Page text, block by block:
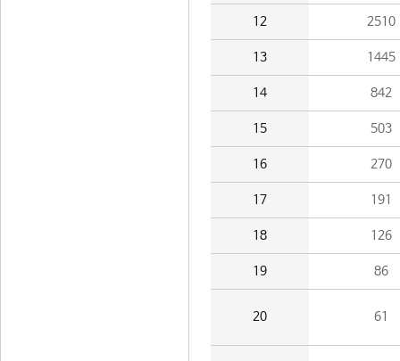
12 2510
13 1445
14 842
15 503
16 270
17 191
18 126
19 86
20 61